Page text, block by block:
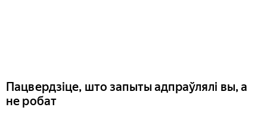
Пацвердзіце, што запыты адпраўлялі вы, а
не робат